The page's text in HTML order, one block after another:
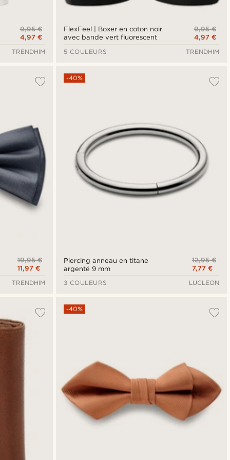
9,95 €
4,97 €
TRENDHIM
FlexFeel | Boxer en coton noir
avec bande vert fluorescent
9,95 €
4,97 €
5 COULEURS
TRENDHIM
19,95 €
11,97 €
TRENDHIM
Piercing anneau en titane
argenté 9 mm
-40%
12,95 €
7,77 €
3 COULEURS
LUCLEON
-40%